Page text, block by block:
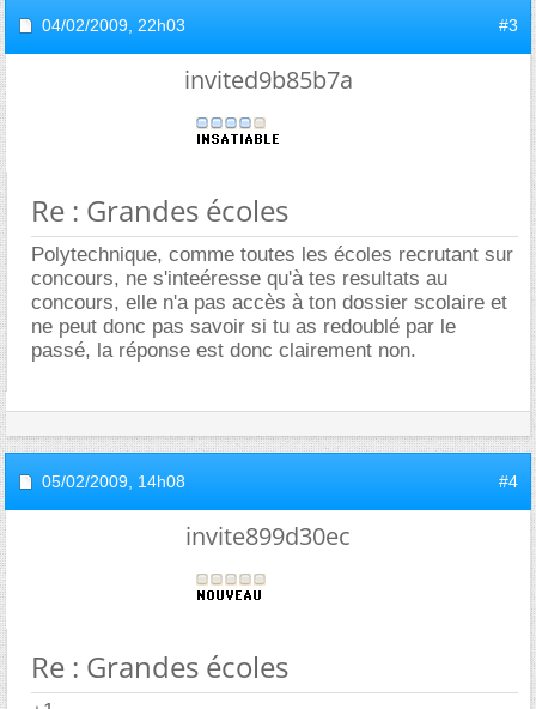
04/02/2009, 22h03 #3
invited9b85b7a
Re : Grandes écoles
Polytechnique, comme toutes les écoles recrutant sur
concours, ne s'inteéresse qu'à tes resultats au
concours, elle n'a pas accès à ton dossier scolaire et
ne peut donc pas savoir si tu as redoublé par le
passé, la réponse est donc clairement non.
05/02/2009, 14h08 #4
invite899d30ec
Re : Grandes écoles